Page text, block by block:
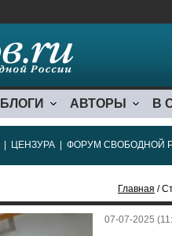
БЛОГИ АВТОРЫ В
ЦЕНЗУРА ФОРУМ СВОБОДНОЙ
Главная /
07-07-2025